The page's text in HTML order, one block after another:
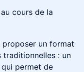
cours de la
proposer un format
traditionnelles : un
qui permet de